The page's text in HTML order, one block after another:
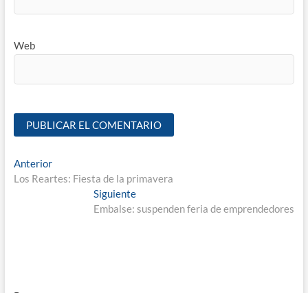
Web
Anterior
Los Reartes: Fiesta de la primavera
Siguiente
Embalse: suspenden feria de emprendedores